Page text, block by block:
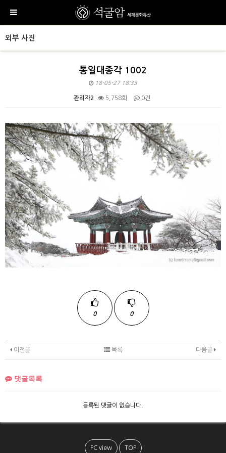
외부 사진
통일대종각 1002
18-05-27 18:33
관리자2 5,758회 0건
0 0
이전글 다음글
목록
댓글목록
등록된 댓글이 없습니다.
PC view TOP